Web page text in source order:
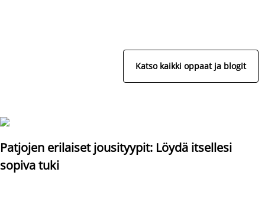
Katso kaikki oppaat ja blogit
Patjojen erilaiset jousityypit: Löydä itsellesi
sopiva tuki